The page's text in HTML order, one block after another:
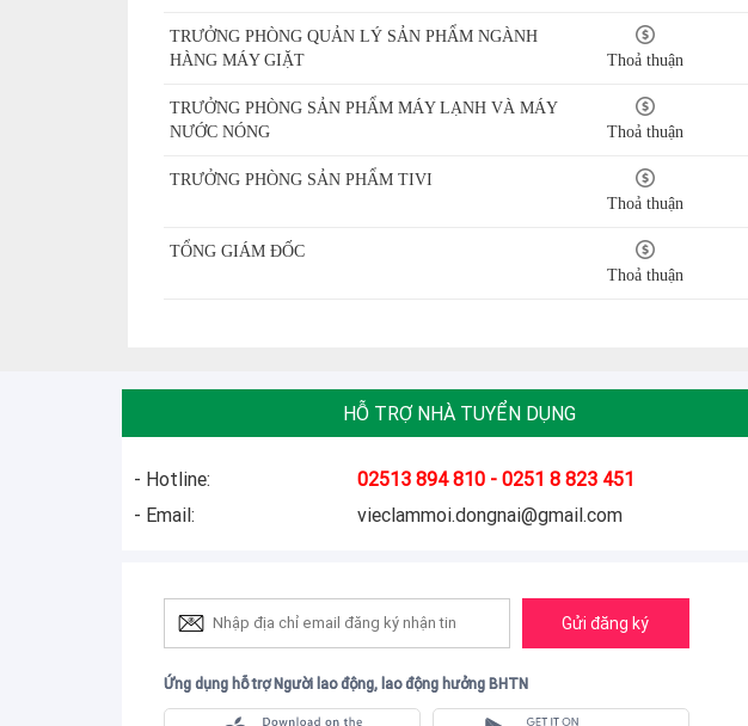
TRƯỞNG PHÒNG QUẢN LÝ SẢN PHẨM NGÀNH
HÀNG MÁY GIẶT
Thoả thuận
TRƯỞNG PHÒNG SẢN PHẨM MÁY LẠNH VÀ MÁY
NƯỚC NÓNG
Thoả thuận
TRƯỞNG PHÒNG SẢN PHẨM TIVI
Thoả thuận
TỔNG GIÁM ĐỐC
Thoả thuận
HỖ TRỢ NHÀ TUYỂN DỤNG
- Hotline:
02513 894 810 - 0251 8 823 451
- Email:
vieclammoi.dongnai@gmail.com
Gửi đăng ký
Ứng dụng hỗ trợ Người lao động, lao động hưởng BHTN